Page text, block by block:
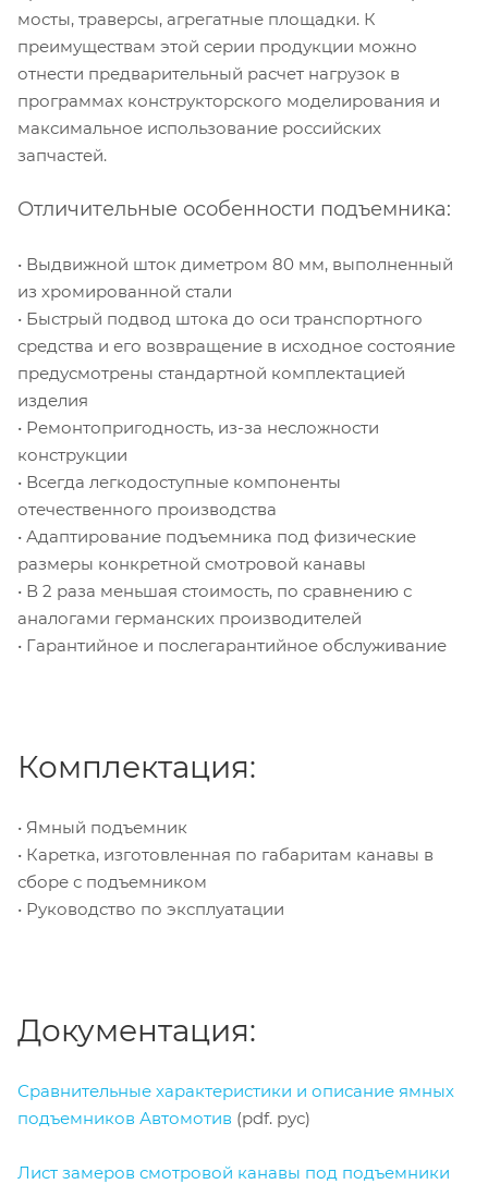
мосты, траверсы, агрегатные площадки. К
преимуществам этой серии продукции можно
отнести предварительный расчет нагрузок в
программах конструкторского моделирования и
максимальное использование российских
запчастей.
Отличительные особенности подъемника:
• Выдвижной шток диметром 80 мм, выполненный
из хромированной стали
• Быстрый подвод штока до оси транспортного
средства и его возвращение в исходное состояние
предусмотрены стандартной комплектацией
изделия
• Ремонтопригодность, из-за несложности
конструкции
• Всегда легкодоступные компоненты
отечественного производства
• Адаптирование подъемника под физические
размеры конкретной смотровой канавы
• В 2 раза меньшая стоимость, по сравнению с
аналогами германских производителей
• Гарантийное и послегарантийное обслуживание
Комплектация:
• Ямный подъемник
• Каретка, изготовленная по габаритам канавы в
сборе с подъемником
• Руководство по эксплуатации
Документация:
Сравнительные характеристики и описание ямных
подъемников Автомотив (pdf. рус)
Лист замеров смотровой канавы под подъемники